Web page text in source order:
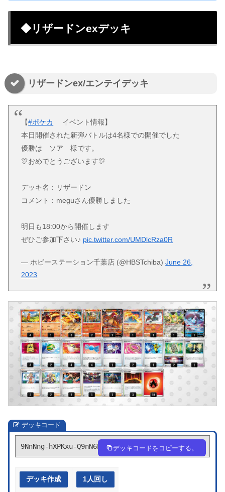
◆リザードンexデッキ
リザードンex/エンテイデッキ
【#ポケカ
イベント情報】
本日開催された新弾バトルは4名様での開催でした
優勝は ソア 様です。
🎊おめでとうございます🎊
デッキ名：リザードン
コメント：meguさん優勝しました
明日も18:00から開催します
ぜひご参加下さい♪ pic.twitter.com/UMDlcRza0R
— ホビーステーション千葉店 (@HBSTchiba)June 26,
2023
デッキコード
9NnNng-hXPKxu-Q9nN6P デッキコードをコピーする。
デッキ作成 1人回し